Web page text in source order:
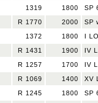
1319 1800
SP
R 1770 2000
SP
1372 1800
I
R 1431 1900
IV
R 1257 1700
IV
R 1069 1400
XV
R 1245 1800
SP